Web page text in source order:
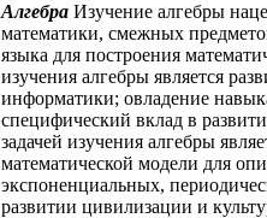
Алгебра Изучение алгебры
математики, смежных
языка для построения
изучения алгебры является
информатики; овладение
специфический вклад в
задачей изучения алгебры
математической модели для
экспоненциальных,
развитии цивилизации и